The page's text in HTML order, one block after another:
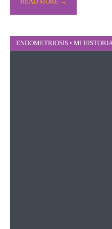
ENDOMETRIOSIS • MI HISTORIA